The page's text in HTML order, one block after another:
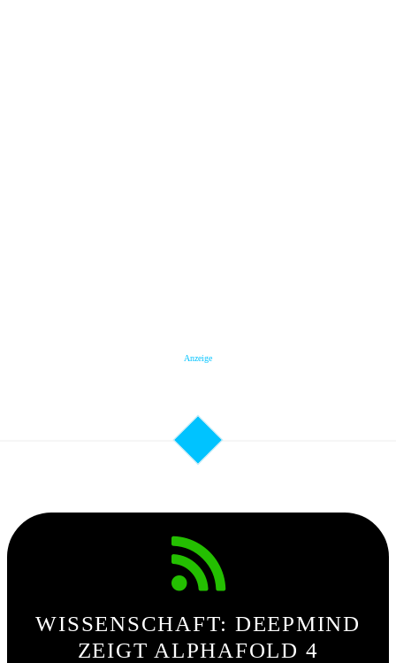
Anzeige
WISSENSCHAFT: DEEPMIND
ZEIGT ALPHAFOLD 4